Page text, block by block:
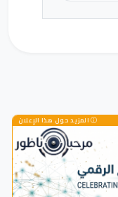
المزيد حول هذا الإعلان